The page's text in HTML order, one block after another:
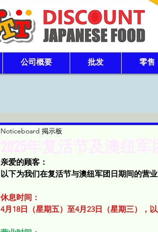
公司概要 批发 零售
Noticeboard 掲示板
亲爱的顾客：
以下为我们在复活节与澳纽军团日期间的营业
休息时间：
4月18日（星期五）至4月23日（星期三），以